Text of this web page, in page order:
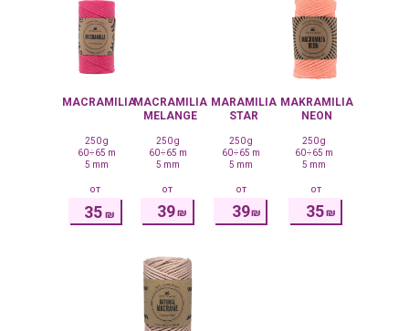
39₪ 39₪ 35₪
250 g
60÷65 m
5 mm
250 g
60÷65 m
5 mm
250 g
60÷65 m
5 mm
250 g
60÷65 m
5 mm
35 ₪
от от от от
MACRAMILIA
MELANGE
MARAMILIA
STAR
MACRAMILIA
MAKRAMILIA
NEON